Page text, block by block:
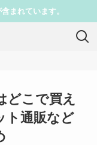
まれています。
どこで買え
ト通販など